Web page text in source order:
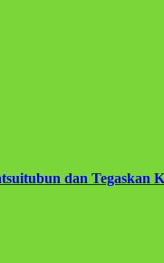
dan Tegaskan